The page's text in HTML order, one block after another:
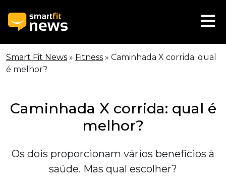
Smart Fit News » Fitness » Caminhada X corrida: qual
é melhor?
Caminhada X corrida: qual é
melhor?
Os dois proporcionam vários benefícios à
saúde. Mas qual escolher?